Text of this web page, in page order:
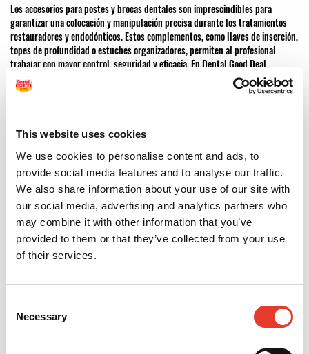
This website uses cookies
We use cookies to personalise content and ads, to
provide social media features and to analyse our traffic.
We also share information about your use of our site with
our social media, advertising and analytics partners who
may combine it with other information that you’ve
provided to them or that they’ve collected from your use
of their services.
Selection
Necessary
Los accesorios para postes y brocas dentales son imprescindibles para
garantizar una colocación y manipulación precisa durante los tratamientos
restauradores y endodónticos. Estos complementos, como llaves de inserción,
topes de profundidad o estuches organizadores, permiten al profesional
trabajar con mayor control, seguridad y eficacia. En Dental Good Deal,
encontrarás una selección de accesorios para postes y brocas dentales
pensados para facilitar tu práctica diaria.
adecuados
Contar con los accesorios para postes y brocas dentales correctos permite
optimizar cada fase del tratamiento, desde la preparación del canal hasta la
inserción del poste. Estas herramientas aseguran una mejor ergonomía y
reducen el riesgo de errores clínicos.
Para completar tu tratamiento con una fijación segura del poste, visita
nuestra categoría decementos dentales, con opciones especialmente
diseñadas para reconstrucciones postendodónticas.
Organización y control durante el trabajo clínico
Muchos accesorios para postes y brocas dentales también están orientados a
mejorar la organización del material en la consulta. Estuches esterilizables,
bandejas específicas o accesorios de medición ayudan a mantener un flujo de